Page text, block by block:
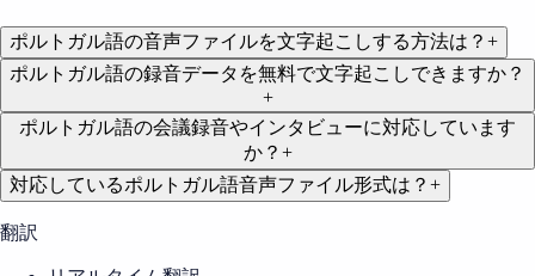
ポルトガル語の音声ファイルを文字起こしする方法は？ +
ポルトガル語の録音データを無料で文字起こしできますか？
+
ポルトガル語の会議録音やインタビューに対応しています
か？ +
対応しているポルトガル語音声ファイル形式は？ +
翻訳